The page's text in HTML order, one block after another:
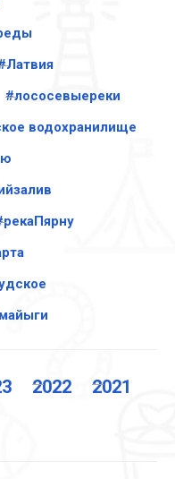
#лососевыереки
водохранилище
2022
2021